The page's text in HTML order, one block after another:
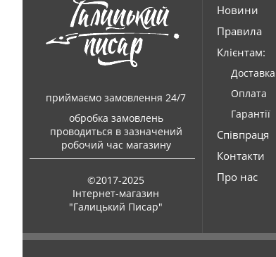
приймаємо замовлення 24/7
обробка замовлень
проводиться в зазначений
робочий час магазину
©2017-2025
Інтернет-магазин
"Галицький Писар"
Новини
Правила
Клієнтам:
Доставка
Оплата
Гарантії
Співпраця
Контакти
Про нас